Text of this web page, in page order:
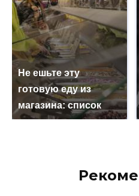
Не ешьте эту
готовую еду из
магазина: список